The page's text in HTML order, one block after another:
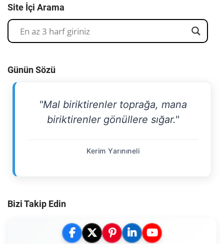
Site İçi Arama
Günün Sözü
"Mal biriktirenler toprağa, mana
biriktirenler gönüllere sığar."
Kerim Yarınıneli
Bizi Takip Edin